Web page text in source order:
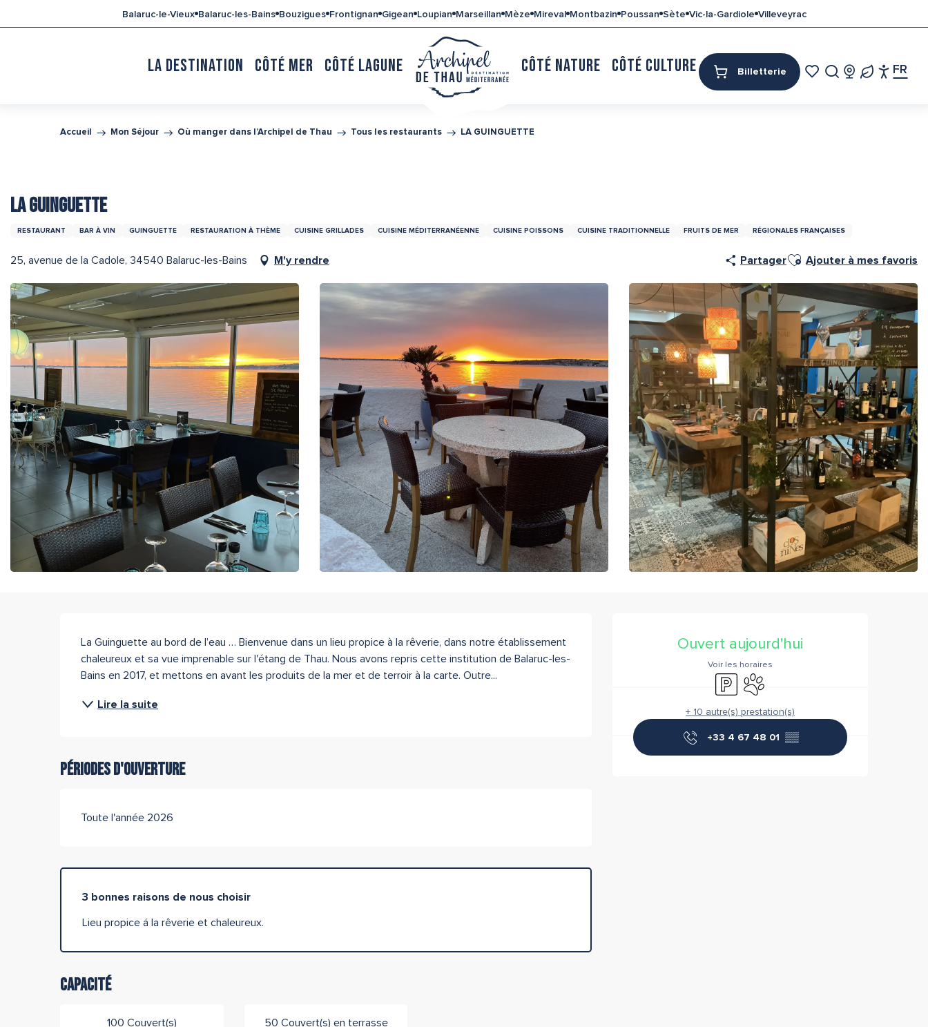
au
Billetterie FR
Balaruc-le-Vieux Balaruc-les-Bains Bouzigues Frontignan Gigean Loupian Marseillan Mèze Mireval Montbazin Poussan Sète Vic-la-Gardiole Villeveyrac
LA DESTINATION CÔTÉ MER CÔTÉ LAGUNE CÔTÉ NATURE CÔTÉ CULTURE MON SÉJOUR
Accueil Mon Séjour Où manger dans l’Archipel de Thau Tous les restaurants LA GUINGUETTE
LA GUINGUETTE
RESTAURANT BAR À VIN GUINGUETTE RESTAURATION À THÈME CUISINE GRILLADES CUISINE MÉDITERRANÉENNE CUISINE POISSONS CUISINE TRADITIONNELLE FRUITS DE MER RÉGIONALES FRANÇAISES
25, avenue de la Cadole, 34540 Balaruc-les-Bains M'y rendre PartagerAjouter aux favoris
Ajouter à mes favoris
Ouverture et coordonnées
Ouvert aujourd'hui
Voir les horaires
ParkingAnimaux acceptés
+ 10 autre(s) prestation(s)
+33 4 67 48 01 ▒▒
Description
La Guinguette au bord de l’eau … Bienvenue dans un lieu propice à la rêverie, dans notre établissement
chaleureux et sa vue imprenable sur l'étang de Thau. Nous avons repris cette institution de Balaruc-les-
Bains en 2017, et mettons en avant les produits de la mer et de terroir à la carte. Outre...
Lire la suite
Périodes d'ouverture
Toute l'année 2026
3 bonnes raisons de nous choisir
Lieu propice á la rêverie et chaleureux.
Capacité
100 Couvert(s) 50 Couvert(s) en terrasse